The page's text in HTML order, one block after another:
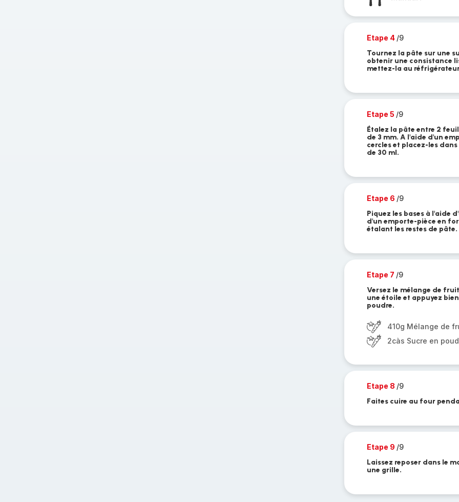
Etape 4 /9
Tournez la pâte sur une
obtenir une consistance
mettez-la au
Etape 5 /9
Étalez la pâte entre 2
de 3 mm. A l'aide d'un
cercles et placez-les
de 30 ml.
Etape 6 /9
Piquez les bases à l'aide
d'un emporte-pièce en
étalant les restes de pâte.
Etape 7 /9
Versez le mélange de
une étoile et appuyez
poudre.
410g Mélange de
2càs Sucre en
Etape 8 /9
Faites cuire au four
Etape 9 /9
Laissez reposer dans le
une grille.